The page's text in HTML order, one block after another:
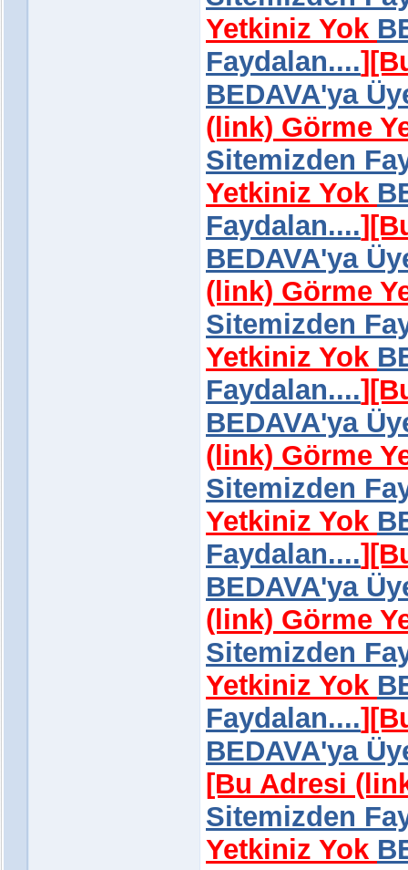
Yetkiniz Yok
Faydalan....]
BEDAVA'ya
(link) Görme
Sitemizden
Yetkiniz Yok
Faydalan....]
BEDAVA'ya
(link) Görme
Sitemizden
Yetkiniz Yok
Faydalan....]
BEDAVA'ya
(link) Görme
Sitemizden
Yetkiniz Yok
Faydalan....]
BEDAVA'ya
(link) Görme
Sitemizden
Yetkiniz Yok
Faydalan....]
BEDAVA'ya
[Bu Adresi
Sitemizden
Yetkiniz Yok